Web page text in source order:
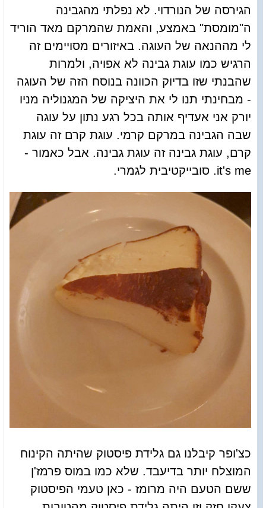
הגירסה של הנורדוי. לא נפלתי מהגבינה
ה"מומסת" באמצע, והאמת שהמרקם מאד הוריד
לי מההנאה של העוגה. באיזורים מסויימים זה
הרגיש כמו עוגת גבינה לא אפויה, ולמרות
שהבנתי שזו בדיוק הכוונה בנוסח הזה של העוגה
- מבחינתי תנו לי את היציקה של המגנוליה מניו
יורק אני אעדיף אותה בכל רגע נתון על עוגה
שבה הגבינה במרקם קרמי. עוגת קרם זה עוגת
קרם, עוגת גבינה זה עוגת גבינה. אבל כאמור -
it's me. סובייקטיבית לגמרי.
כצ'ופר קיבלנו גם גלידת פיסטוק שהיתה הקינוח
המוצלח יותר בדיעבד. שלא כמו במוס פרמז'ן
ששם הטעם היה מרומז - כאן טעמי הפיסטוק